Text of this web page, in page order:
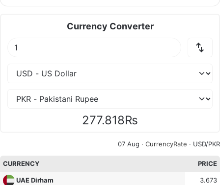
Currency Converter
277.818₨
07 Aug · CurrencyRate · USD/PKR
CURRENCY PRICE
UAE Dirham 3.673